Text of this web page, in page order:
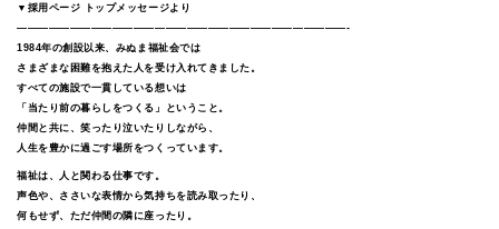
▼採用ページ トップメッセージより
———————————————————————————————-
1984年の創設以来、みぬま福祉会では
さまざまな困難を抱えた人を受け入れてきました。
すべての施設で一貫している想いは
「当たり前の暮らしをつくる」ということ。
仲間と共に、笑ったり泣いたりしながら、
人生を豊かに過ごす場所をつくっています。
福祉は、人と関わる仕事です。
声色や、ささいな表情から気持ちを読み取ったり、
何もせず、ただ仲間の隣に座ったり。